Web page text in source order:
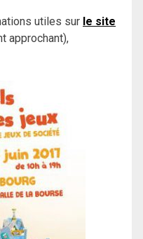
utiles sur le site
approchant),